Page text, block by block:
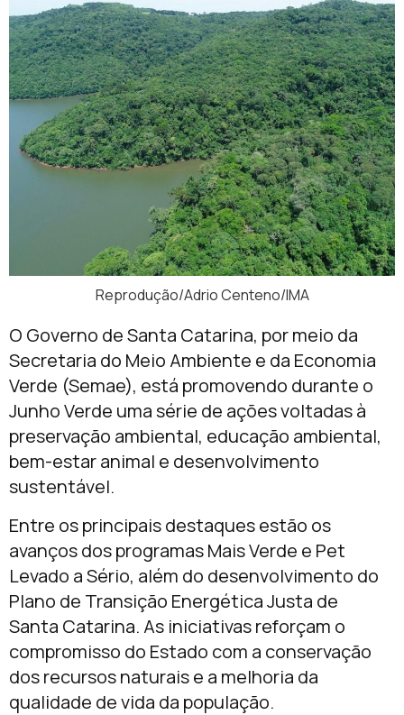
Reprodução/Adrio Centeno/IMA
O Governo de Santa Catarina, por meio da
Secretaria do Meio Ambiente e da Economia
Verde (Semae), está promovendo durante o
Junho Verde uma série de ações voltadas à
preservação ambiental, educação ambiental,
bem-estar animal e desenvolvimento
sustentável.
Entre os principais destaques estão os
avanços dos programas Mais Verde e Pet
Levado a Sério, além do desenvolvimento do
Plano de Transição Energética Justa de
Santa Catarina. As iniciativas reforçam o
compromisso do Estado com a conservação
dos recursos naturais e a melhoria da
qualidade de vida da população.